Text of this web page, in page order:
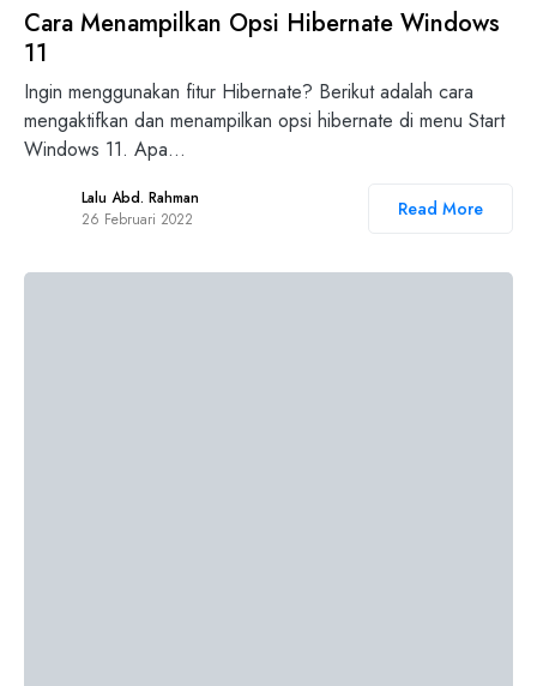
Cara Menampilkan Opsi Hibernate Windows
11
Ingin menggunakan fitur Hibernate? Berikut adalah cara
mengaktifkan dan menampilkan opsi hibernate di menu Start
Windows 11. Apa…
Lalu Abd. Rahman
26 Februari 2022
Read More